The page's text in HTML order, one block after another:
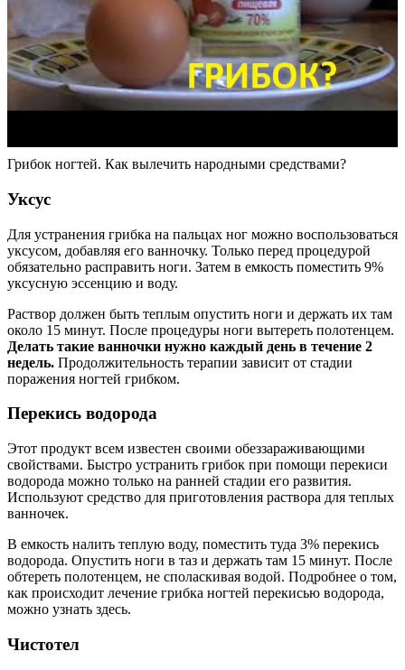
Грибок ногтей. Как вылечить народными средствами?
Уксус
Для устранения грибка на пальцах ног можно воспользоваться
уксусом, добавляя его ванночку. Только перед процедурой
обязательно расправить ноги. Затем в емкость поместить 9%
уксусную эссенцию и воду.
Раствор должен быть теплым опустить ноги и держать их там
около 15 минут. После процедуры ноги вытереть полотенцем.
Делать такие ванночки нужно каждый день в течение 2
недель. Продолжительность терапии зависит от стадии
поражения ногтей грибком.
Перекись водорода
Этот продукт всем известен своими обеззараживающими
свойствами. Быстро устранить грибок при помощи перекиси
водорода можно только на ранней стадии его развития.
Используют средство для приготовления раствора для теплых
ванночек.
В емкость налить теплую воду, поместить туда 3% перекись
водорода. Опустить ноги в таз и держать там 15 минут. После
обтереть полотенцем, не споласкивая водой. Подробнее о том,
как происходит лечение грибка ногтей перекисью водорода,
можно узнать здесь.
Чистотел